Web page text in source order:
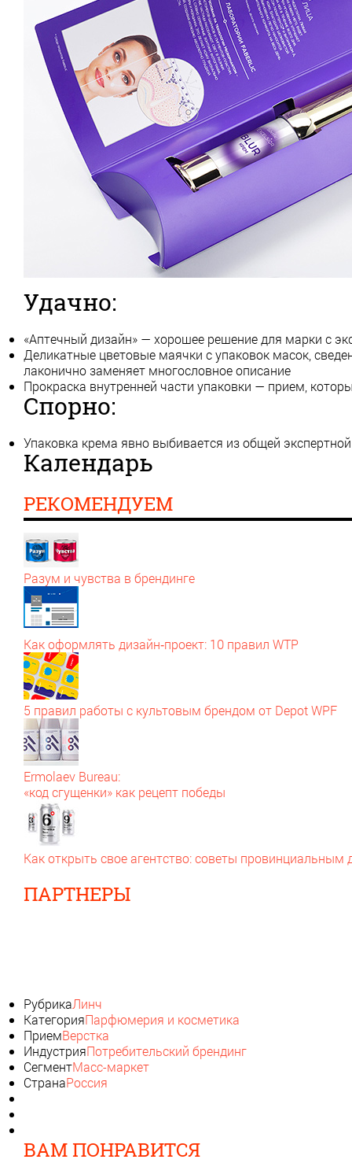
Удачно:
«Аптечный дизайн» — хорошее решение для марки с
Деликатные цветовые маячки с упаковок масок,
лаконично заменяет многословное описание
Прокраска внутренней части упаковки — прием,
Спорно:
Упаковка крема явно выбивается из общей
Календарь
РЕКОМЕНДУЕМ
Разум и чувства в брендинге
Как оформлять дизайн‑проект: 10 правил WTP
5 правил работы с культовым брендом от Depot WPF
Ermolaev Bureau:
«код сгущенки» как рецепт победы
Как открыть свое агентство: советы провинциальным
ПАРТНЕРЫ
РубрикаЛинч
КатегорияПарфюмерия и косметика
ПриемВерстка
ИндустрияПотребительский брендинг
СегментМасс-маркет
СтранаРоссия
ВАМ ПОНРАВИТСЯ